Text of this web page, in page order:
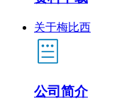
关于梅比西
公司简介